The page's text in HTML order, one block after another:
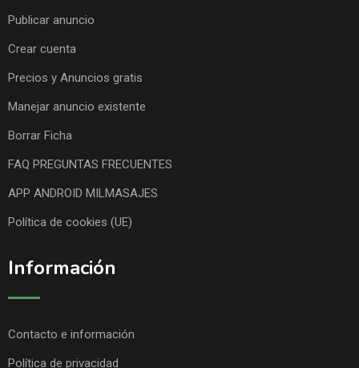
Publicar anuncio
Crear cuenta
Precios y Anuncios gratis
Manejar anuncio existente
Borrar Ficha
FAQ PREGUNTAS FRECUENTES
APP ANDROID MILMASAJES
Política de cookies (UE)
Información
Contacto e información
Política de privacidad